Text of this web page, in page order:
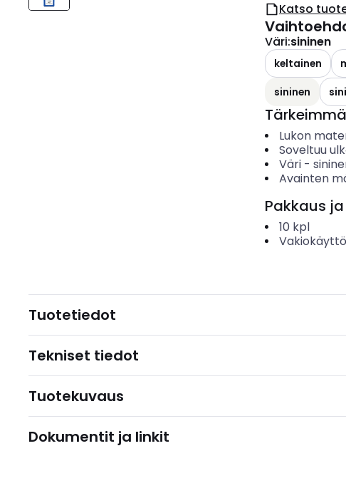
Katso
Väri:sininen
keltainen
sininen
Lukon
Soveltuu
Väri-
Avainten
Pakkaus
10 kpl
Tuotetiedot
Tekniset tiedot
Tuotekuvaus
Dokumentit ja linkit